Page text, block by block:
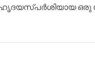
ഹൃദയസ്പർശിയായ